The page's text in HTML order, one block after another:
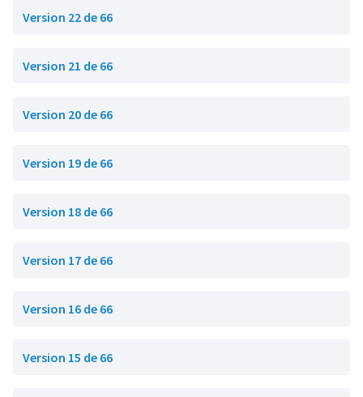
Version 22 de 66
Version 21 de 66
Version 20 de 66
Version 19 de 66
Version 18 de 66
Version 17 de 66
Version 16 de 66
Version 15 de 66